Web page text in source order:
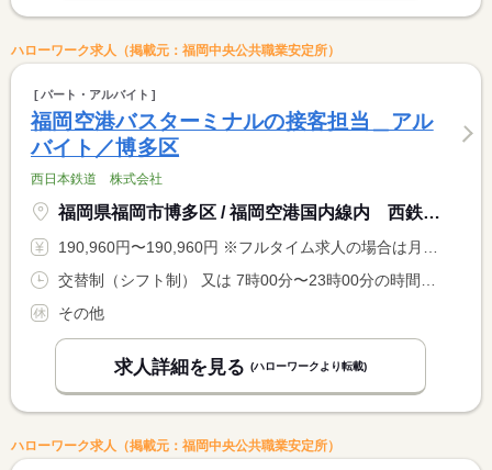
ハローワーク求人（掲載元：福岡中央公共職業安定所）
パート・アルバイト
福岡空港バスターミナルの接客担当＿アル
バイト／博多区
西日本鉄道 株式会社
福岡県福岡市博多区 / 福岡空港国内線内 西鉄福岡空港バスターミナル
190,960円〜190,960円 ※フルタイム求人の場合は月額（換算額）、パート求人の場合は時間額を表示しています。
交替制（シフト制） 又は 7時00分〜23時00分の時間の間の8時間 就業時間に関する特記事項 シフト制（早番・中番・遅番） <BR> ※シフトは応相談 <BR> 週４０時間以内に調整し、超えた場合は時間外手当支給
その他
求人詳細を見る (ハローワークより転載)
ハローワーク求人（掲載元：福岡中央公共職業安定所）